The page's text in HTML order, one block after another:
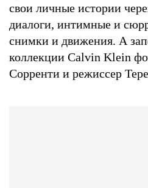
свои личные истории
диалоги, интимные и
снимки и движения. А
коллекции Calvin Klein
Сорренти и режиссер